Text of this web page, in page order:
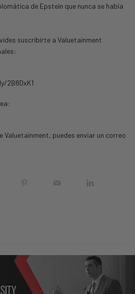
de Epstein que nunca se había
suscribirte a Valuetainment
2B8DxK1
puedes enviar un correo